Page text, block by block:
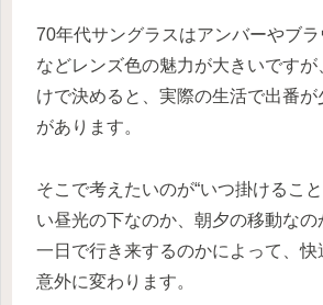
70年代サングラスはアンバーやブ
などレンズ色の魅力が大きいです
けで決めると、実際の生活で出番が
があります。
そこで考えたいのが“いつ掛けるこ
い昼光の下なのか、朝夕の移動なの
一日で行き来するのかによって、快
意外に変わります。